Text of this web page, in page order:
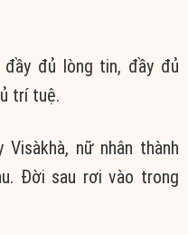
đầy đủ lòng tin, đầy đủ
trí tuệ.
Visàkhà, nữ nhân thành
Đời sau rơi vào trong